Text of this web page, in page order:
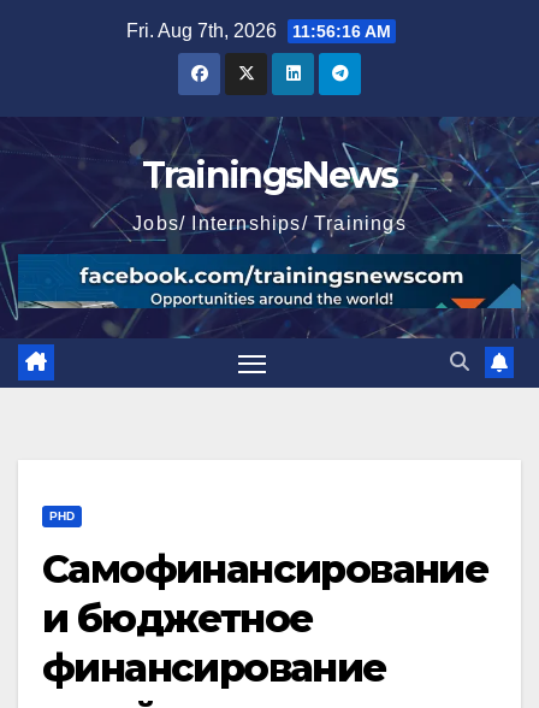
Fri. Aug 7th, 2026 11:56:17 AM
TrainingsNews
Jobs/ Internships/ Trainings
PHD
Самофинансирование
и бюджетное
финансирование